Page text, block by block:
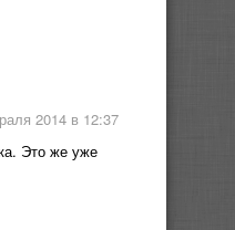
2014 в 12:37
Это же уже